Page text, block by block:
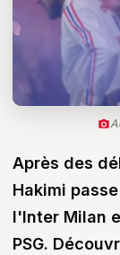
Après des
Hakimi
l'Inter Milan
PSG.